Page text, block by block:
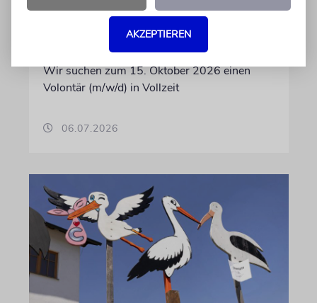
IN EIGENER SACHE
Volontär/in gesucht
Wir suchen zum 15. Oktober 2026 einen
Volontär (m/w/d) in Vollzeit
06.07.2026
AKZEPTIEREN